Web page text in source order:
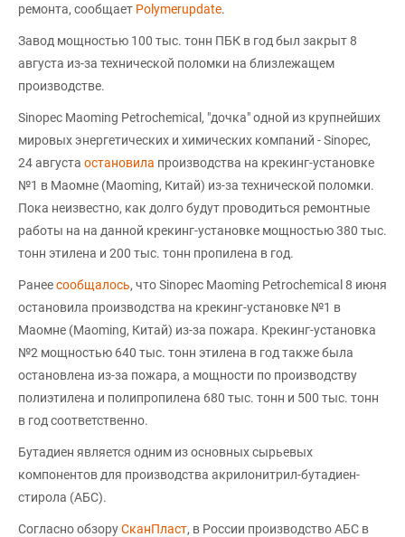
ремонта, сообщает Polymerupdate.
Завод мощностью 100 тыс. тонн ПБК в год был закрыт 8
августа из-за технической поломки на близлежащем
производстве.
Sinopec Maoming Petrochemical, "дочка" одной из крупнейших
мировых энергетических и химических компаний - Sinopec,
24 августа остановила производства на крекинг-установке
№1 в Маомне (Maoming, Китай) из-за технической поломки.
Пока неизвестно, как долго будут проводиться ремонтные
работы на на данной крекинг-установке мощностью 380 тыс.
тонн этилена и 200 тыс. тонн пропилена в год.
Ранеесообщалось, что Sinopec Maoming Petrochemical 8 июня
остановила производства на крекинг-установке №1 в
Маомне (Maoming, Китай) из-за пожара. Крекинг-установка
№2 мощностью 640 тыс. тонн этилена в год также была
остановлена из-за пожара, а мощности по производству
полиэтилена и полипропилена 680 тыс. тонн и 500 тыс. тонн
в год соответственно.
Бутадиен является одним из основных сырьевых
компонентов для производства акрилонитрил-бутадиен-
стирола (АБС).
Согласно обзоруСканПласт, в России производство АБС в